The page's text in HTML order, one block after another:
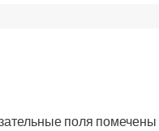
поля помечены